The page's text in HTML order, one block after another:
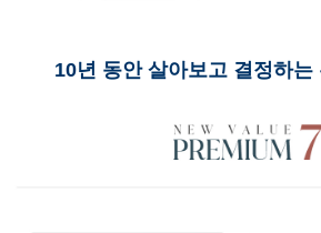
10년 동안 살아보고 결정하는